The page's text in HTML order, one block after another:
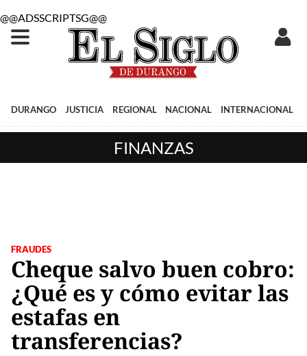
@@ADSSCRIPTSG@@
DURANGO JUSTICIA REGIONAL NACIONAL INTERNACIONAL
FINANZAS
FRAUDES
Cheque salvo buen cobro:
¿Qué es y cómo evitar las
estafas en
transferencias?